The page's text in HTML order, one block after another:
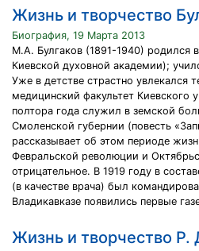
Жизнь и творчество
Биография, 19 Марта 2013
М.А. Булгаков (1891-1940) родился
Киевской духовной академии);
Уже в детстве страстно увлекался
медицинский факультет Киевского
полтора года служил в земской
Смоленской губернии (повесть
рассказывает об этом периоде
Февральской революции и
отрицательное. В 1919 году в
(в качестве врача) был
Владикавказе появились первые
Жизнь и творчество Р.